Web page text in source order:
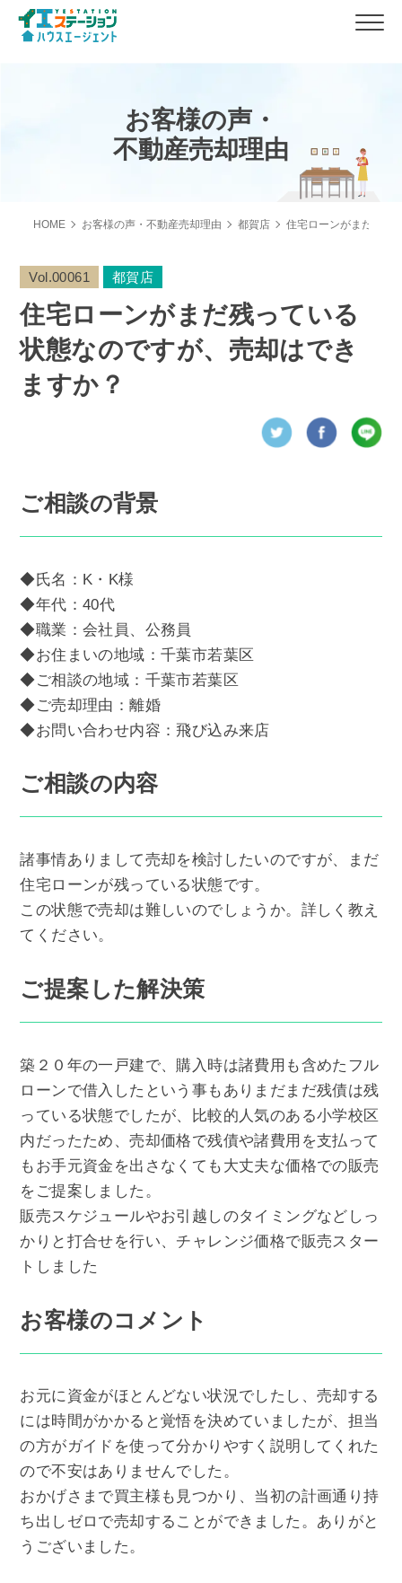
お客様の声・
不動産売却理由
HOME お客様の声・不動産売却理由 都賀店 住宅ローンがまだ残っ
Vol.00061 都賀店
住宅ローンがまだ残っている
状態なのですが、売却はでき
ますか？
ご相談の背景
◆氏名：K・K様
◆年代：40代
◆職業：会社員、公務員
◆お住まいの地域：千葉市若葉区
◆ご相談の地域：千葉市若葉区
◆ご売却理由：離婚
◆お問い合わせ内容：飛び込み来店
ご相談の内容
諸事情ありまして売却を検討したいのですが、まだ
住宅ローンが残っている状態です。
この状態で売却は難しいのでしょうか。詳しく教え
てください。
ご提案した解決策
築２０年の一戸建で、購入時は諸費用も含めたフル
ローンで借入したという事もありまだまだ残債は残
っている状態でしたが、比較的人気のある小学校区
内だったため、売却価格で残債や諸費用を支払って
もお手元資金を出さなくても大丈夫な価格での販売
をご提案しました。
販売スケジュールやお引越しのタイミングなどしっ
かりと打合せを行い、チャレンジ価格で販売スター
トしました
お客様のコメント
お元に資金がほとんどない状況でしたし、売却する
には時間がかかると覚悟を決めていましたが、担当
の方がガイドを使って分かりやすく説明してくれた
ので不安はありませんでした。
おかげさまで買主様も見つかり、当初の計画通り持
ち出しゼロで売却することができました。ありがと
うございました。